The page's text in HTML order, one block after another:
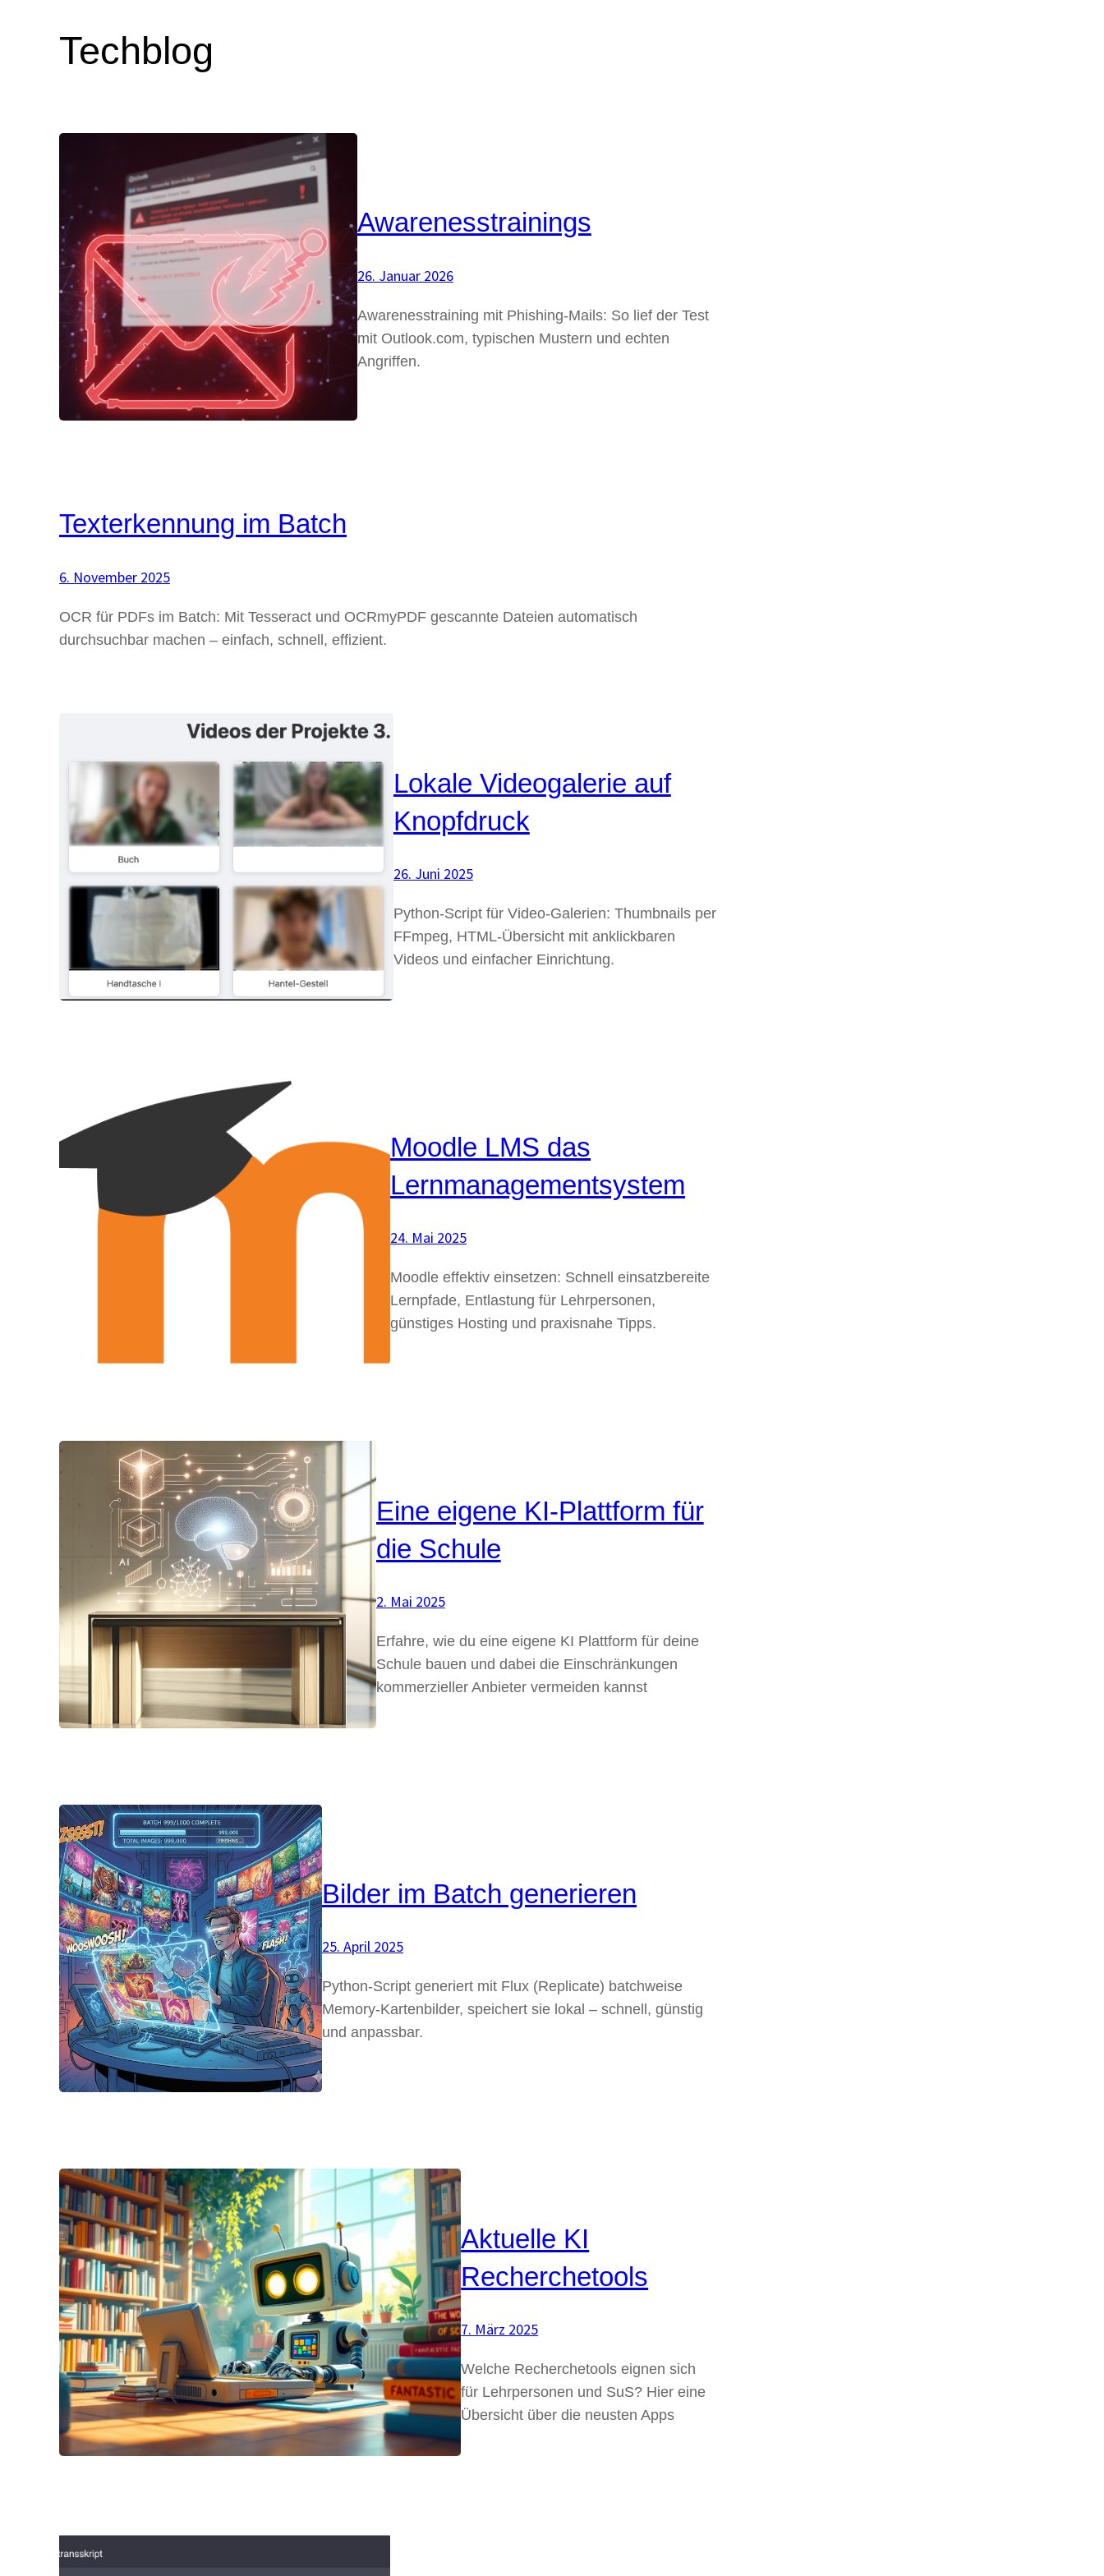
Techblog
Awarenesstrainings
26. Januar 2026
Awarenesstraining mit Phishing-Mails: So lief der Test
mit Outlook.com, typischen Mustern und echten
Angriffen.
Texterkennung im Batch
6. November 2025
OCR für PDFs im Batch: Mit Tesseract und OCRmyPDF gescannte Dateien automatisch
durchsuchbar machen – einfach, schnell, effizient.
Lokale Videogalerie auf
Knopfdruck
26. Juni 2025
Python-Script für Video-Galerien: Thumbnails per
FFmpeg, HTML-Übersicht mit anklickbaren
Videos und einfacher Einrichtung.
Moodle LMS das
Lernmanagementsystem
24. Mai 2025
Moodle effektiv einsetzen: Schnell einsatzbereite
Lernpfade, Entlastung für Lehrpersonen,
günstiges Hosting und praxisnahe Tipps.
Eine eigene KI-Plattform für
die Schule
2. Mai 2025
Erfahre, wie du eine eigene KI Plattform für deine
Schule bauen und dabei die Einschränkungen
kommerzieller Anbieter vermeiden kannst
Bilder im Batch generieren
25. April 2025
Python-Script generiert mit Flux (Replicate) batchweise
Memory-Kartenbilder, speichert sie lokal – schnell, günstig
und anpassbar.
Aktuelle KI
Recherchetools
7. März 2025
Welche Recherchetools eignen sich
für Lehrpersonen und SuS? Hier eine
Übersicht über die neusten Apps